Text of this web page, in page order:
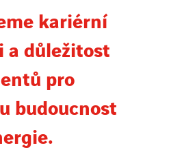
kariérní
důležitost
pro
budoucnost